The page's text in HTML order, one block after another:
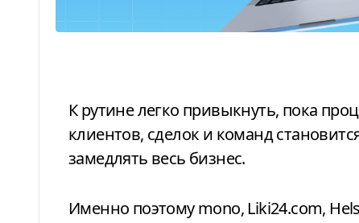
К рутине легко привыкнуть, пока процессы кажутся управляемыми. Но когда
клиентов, сделок и команд
замедлять весь бизнес.
Именно поэтому mono, Liki24.com,